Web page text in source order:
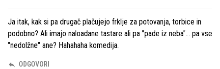
Ja itak, kak si pa drugač plačujejo frklje za potovanja, torbice in
podobno? Ali imajo naloadane tastare ali pa "pade iz neba"... pa vse
"nedolžne" ane? Hahahaha komedija.
ODGOVORI